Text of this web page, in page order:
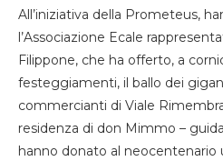
All’iniziativa della Prometeus,
l’Associazione Ecale
Filippone, che ha offerto, a
festeggiamenti, il ballo dei
commercianti di Viale
residenza di don Mimmo –
hanno donato al neocentenario